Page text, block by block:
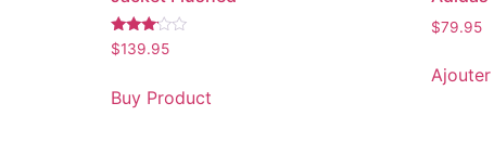
Note
3.00
$139.95
Buy Product
$79.95